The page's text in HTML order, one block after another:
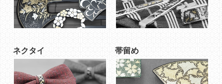
ネクタイ 帯留め